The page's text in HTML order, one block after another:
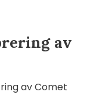
av
av Comet